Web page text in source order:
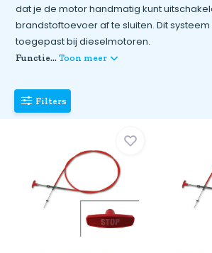
dat je de motor handmatig kunt
brandstoftoevoer af te sluiten. Dit
toegepast bij dieselmotoren.
Functie...Toon meer
Filters